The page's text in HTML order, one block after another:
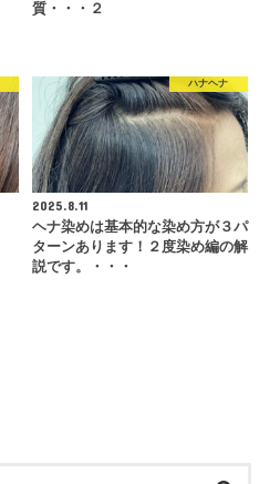
質・・・２
ハナヘナ
2025.8.11
ヘナ染めは基本的な染め方が３パ
ターンあります！２度染め編の解
説です。・・・